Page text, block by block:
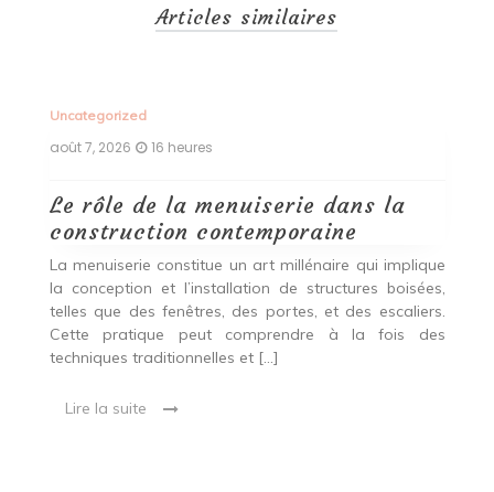
Articles similaires
Uncategorized
août 7, 2026 16 heures
Le rôle de la menuiserie dans la
construction contemporaine
La menuiserie constitue un art millénaire qui implique
la conception et l’installation de structures boisées,
telles que des fenêtres, des portes, et des escaliers.
Cette pratique peut comprendre à la fois des
techniques traditionnelles et […]
Lire la suite